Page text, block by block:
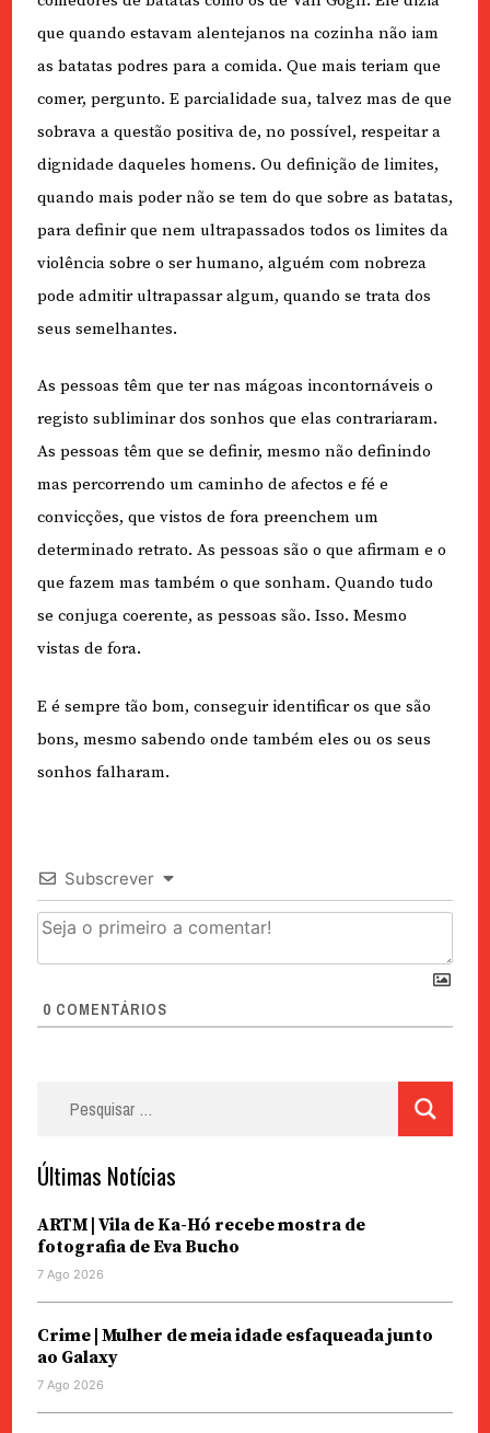
que quando estavam alentejanos na cozinha não iam
as batatas podres para a comida. Que mais teriam que
comer, pergunto. E parcialidade sua, talvez mas de que
sobrava a questão positiva de, no possível, respeitar a
dignidade daqueles homens. Ou definição de limites,
quando mais poder não se tem do que sobre as batatas,
para definir que nem ultrapassados todos os limites da
violência sobre o ser humano, alguém com nobreza
pode admitir ultrapassar algum, quando se trata dos
seus semelhantes.
As pessoas têm que ter nas mágoas incontornáveis o
registo subliminar dos sonhos que elas contrariaram.
As pessoas têm que se definir, mesmo não definindo
mas percorrendo um caminho de afectos e fé e
convicções, que vistos de fora preenchem um
determinado retrato. As pessoas são o que afirmam e o
que fazem mas também o que sonham. Quando tudo
se conjuga coerente, as pessoas são. Isso. Mesmo
vistas de fora.
E é sempre tão bom, conseguir identificar os que são
bons, mesmo sabendo onde também eles ou os seus
sonhos falharam.
Subscrever
0 COMENTÁRIOS
Últimas Notícias
ARTM | Vila de Ka-Hó recebe mostra de
fotografia de Eva Bucho
7 Ago 2026
Crime | Mulher de meia idade esfaqueada junto
ao Galaxy
7 Ago 2026